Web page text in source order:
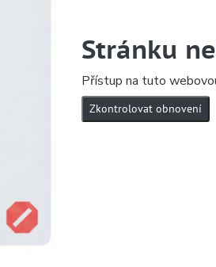
Stránku
Přístup na tuto
Zkontrolovat obnovení